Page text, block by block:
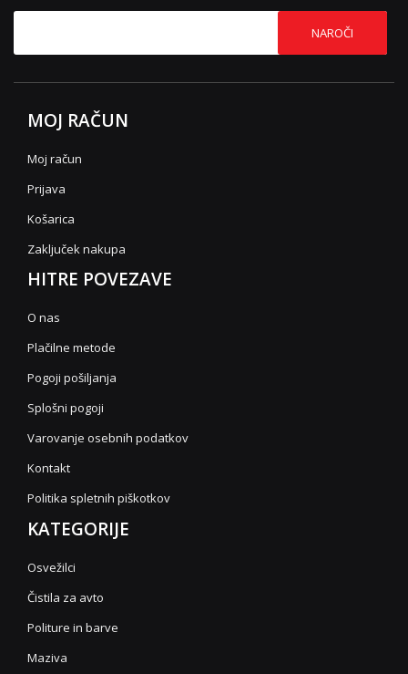
NAROČI
MOJ RAČUN
Moj račun
Prijava
Košarica
Zaključek nakupa
HITRE POVEZAVE
O nas
Plačilne metode
Pogoji pošiljanja
Splošni pogoji
Varovanje osebnih podatkov
Kontakt
Politika spletnih piškotkov
KATEGORIJE
Osvežilci
Čistila za avto
Politure in barve
Maziva